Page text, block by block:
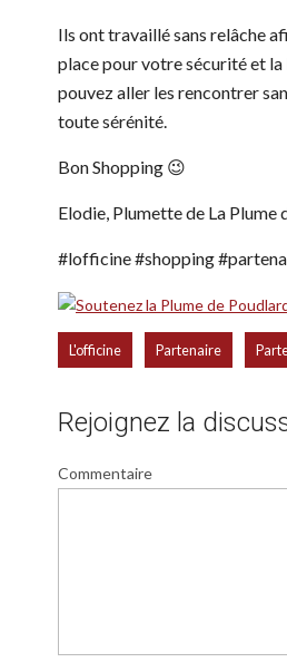
Ils ont travaillé sans relâche
place pour votre sécurité et la
pouvez aller les rencontrer
toute sérénité.
Bon Shopping 😉
Elodie, Plumette de La Plume
#lofficine #shopping
L'officine Partenaire
Rejoignez la
Commentaire